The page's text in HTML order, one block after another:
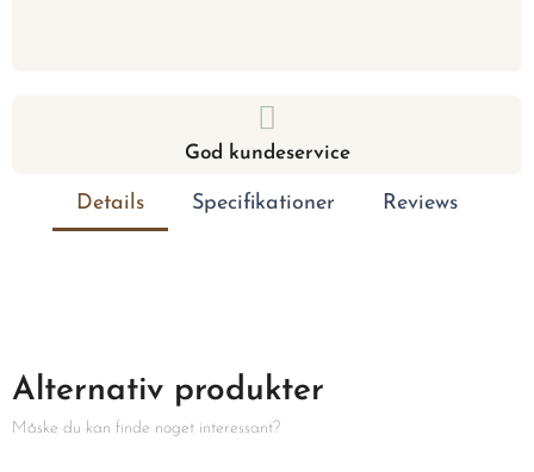
God kundeservice
Details Specifikationer Reviews
Alternativ produkter
Måske du kan finde noget interessant?